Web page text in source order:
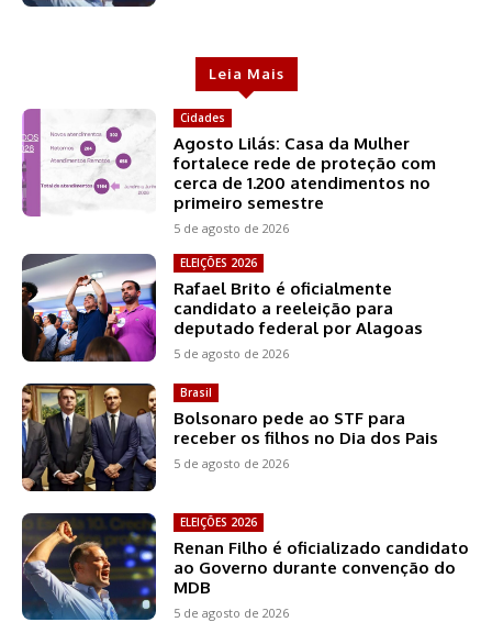
Leia Mais
Cidades
Agosto Lilás: Casa da Mulher
fortalece rede de proteção com
cerca de 1.200 atendimentos no
primeiro semestre
5 de agosto de 2026
ELEIÇÕES 2026
Rafael Brito é oficialmente
candidato a reeleição para
deputado federal por Alagoas
5 de agosto de 2026
Brasil
Bolsonaro pede ao STF para
receber os filhos no Dia dos Pais
5 de agosto de 2026
ELEIÇÕES 2026
Renan Filho é oficializado candidato
ao Governo durante convenção do
MDB
5 de agosto de 2026